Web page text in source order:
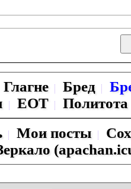
Глагне Бред
ЕОТ
Политота
Мои посты